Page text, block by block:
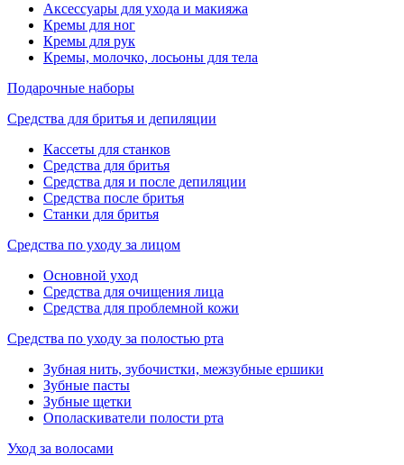
Аксессуары для ухода и макияжа
Кремы для ног
Кремы для рук
Кремы, молочко, лосьоны для тела
Подарочные наборы
Средства для бритья и депиляции
Кассеты для станков
Средства для бритья
Средства для и после депиляции
Средства после бритья
Станки для бритья
Средства по уходу за лицом
Основной уход
Средства для очищения лица
Средства для проблемной кожи
Средства по уходу за полостью рта
Зубная нить, зубочистки, межзубные ершики
Зубные пасты
Зубные щетки
Ополаскиватели полости рта
Уход за волосами